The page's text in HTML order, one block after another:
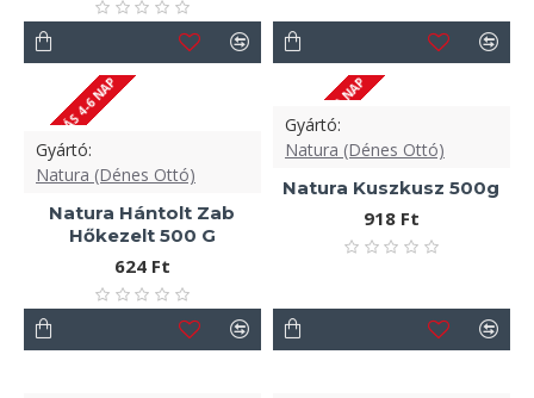
SZÁLLÍTÁS 4-6 NAP
Gyártó:
Natura (Dénes Ottó)
Natura Hántolt Zab
Hőkezelt 500 G
624 Ft
SZÁLLÍTÁS 1-3 NAP
Gyártó:
Natura (Dénes Ottó)
Natura Kuszkusz 500g
918 Ft